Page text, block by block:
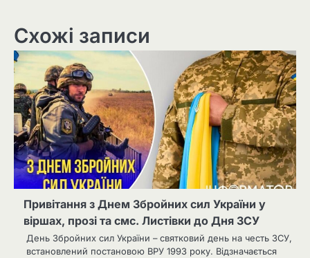
Схожі записи
Привітання з Днем Збройних сил України у
віршах, прозі та смс. Листівки до Дня ЗСУ
День Збройних сил України – святковий день на честь ЗСУ,
встановлений постановою ВРУ 1993 року. Відзначається